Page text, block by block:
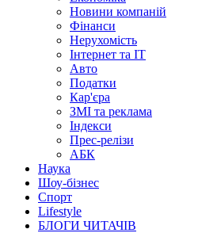
Новини компаній
Фінанси
Нерухомість
Інтернет та IT
Авто
Податки
Кар'єра
ЗМІ та реклама
Індекси
Прес-релізи
АБК
Наука
Шоу-бізнес
Спорт
Lifestyle
БЛОГИ ЧИТАЧІВ